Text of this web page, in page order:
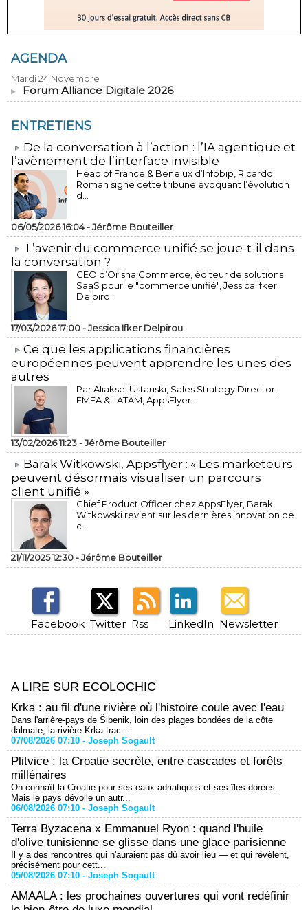
AGENDA
Mardi 24 Novembre
Forum Alliance Digitale 2026
ENTRETIENS
​De la conversation à l’action : l’IA agentique et
l’avènement de l’interface invisible
Head of France & Benelux d’Infobip, Ricardo
Roman signe cette tribune évoquant l’évolution
d...
06/05/2026 16:04 -Jérôme Bouteiller
L’avenir du commerce unifié se joue-t-il dans
la conversation ?
CEO d’Orisha Commerce, éditeur de solutions
SaaS pour le "commerce unifié", Jessica Ifker
Delpiro...
17/03/2026 17:00 -Jessica Ifker Delpirou
​Ce que les applications financières
européennes peuvent apprendre les unes des
autres
Par Aliaksei Ustauski, Sales Strategy Director,
EMEA & LATAM, AppsFlyer...
13/02/2026 11:23 -Jérôme Bouteiller
​Barak Witkowski, Appsflyer : « Les marketeurs
peuvent désormais visualiser un parcours
client unifié »
Chief Product Officer chez AppsFlyer, ​Barak
Witkowski revient sur les dernières innovation de
c...
21/11/2025 12:30 -Jérôme Bouteiller
Facebook Twitter Rss LinkedIn Newsletter
A LIRE SUR ECOLOCHIC
Krka : au fil d'une rivière où l'histoire coule avec l'eau
Dans l'arrière-pays de Šibenik, loin des plages bondées de la côte
dalmate, la rivière Krka trac...
07/08/2026 07:10 - Joseph Sogault
Plitvice : la Croatie secrète, entre cascades et forêts
millénaires
On connaît la Croatie pour ses eaux adriatiques et ses îles dorées.
Mais le pays dévoile un autr...
06/08/2026 07:10 - Joseph Sogault
Terra Byzacena x Emmanuel Ryon : quand l'huile
d'olive tunisienne se glisse dans une glace parisienne
Il y a des rencontres qui n'auraient pas dû avoir lieu — et qui révèlent,
précisément pour cett...
05/08/2026 07:10 - Joseph Sogault
AMAALA : les prochaines ouvertures qui vont redéfinir